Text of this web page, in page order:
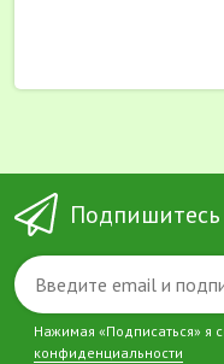
Подпишитесь
Нажимая «Подписаться» я
конфиденциальности